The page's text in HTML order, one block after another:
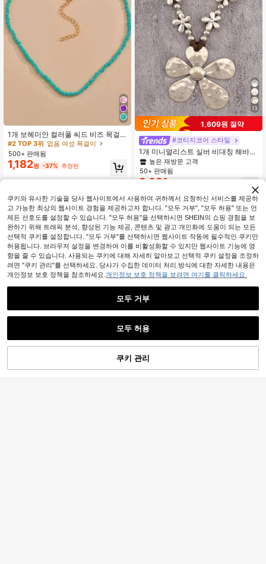
1개 보헤미안 컬러풀 씨드 비즈 목걸
이 (색상 차이)
#2 TOP 3위 없음 여성 목걸이
높은 재방문 고객
#2 TOP 3위 없음 여성 목걸이
높은 재방문 고객
#2 TOP 3위
높은 재방문 고객
500+ 판매됨
1,182원 -37% 추정된
13
1,609원 절약
#코티지코어 스타일
1개 미니멀리스트 실버 비대칭 해바라
기 합금 펜던트 목걸이, 조절 가능한
왁스 코드 목걸이, 젊은 여성, 여자 친
구를 위한 패셔너블한 데일리 웨어
높은 재방문 고객
50+ 판매됨
3,681
29% 할인!
쿠키와 유사한 기술을 당사 웹사이트에서 사용하여 귀하께서 요청하신 서비스를 제공하
고 가능한 최상의 웹사이트 경험을 제공하고자 합니다. "모두 거부", "모두 허용" 또는 언
제든 선호도를 설정할 수 있습니다. "모두 허용"을 선택하시면 SHEIN의 쇼핑 경험을 보
완하기 위해 트래픽 분석, 향상된 기능 제공, 콘텐츠 및 광고 개인화에 도움이 되는 모든
선택적 쿠키를 설정합니다. "모두 거부"를 선택하시면 웹사이트 작동에 필수적인 쿠키만
허용됩니다. 브라우저 설정을 변경하여 이를 비활성화할 수 있지만 웹사이트 기능에 영
향을 줄 수 있습니다. 사용되는 쿠키에 대해 자세히 알아보고 선택적 쿠키 설정을 조정하
려면 "쿠키 관리"를 선택하세요. 당사가 수집한 데이터 처리 방식에 대한 자세한 내용은
개인정보 보호 정책을 참조하세요. 개인정보 보호 정책을 보려면 여기를 클릭하세요.
모두 거부
모두 허용
쿠키 관리